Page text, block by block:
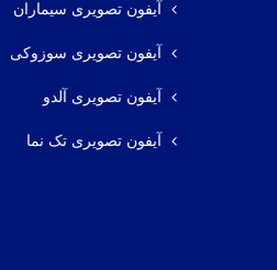
آیفون تصویری سیماران
آیفون تصویری سوزوکی
آیفون تصویری آلدو
آیفون تصویری تک نما